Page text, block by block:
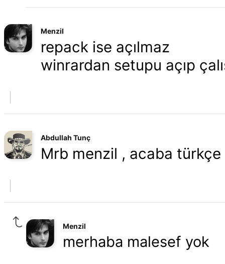
Menzil
repack ise açılmaz
winrardan setupu açıp
Abdullah Tunç
Mrb menzil , acaba türkçe
Menzil
merhaba malesef yok